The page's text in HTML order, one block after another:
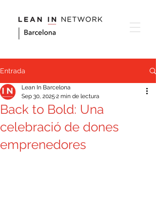
Entrada
Back to Bold: Una
celebració de dones
emprenedores
Lean In Barcelona
Sep 30, 2025 2 min de lectura